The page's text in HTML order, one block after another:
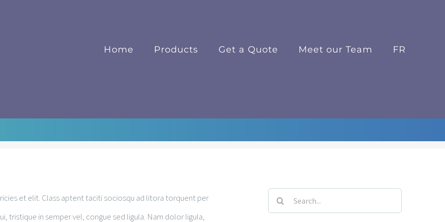
Home Products Get a Quote Meet our Team FR
Quam Nec Sollicit
et elit. Class aptent taciti sociosqu ad litora torquent per
tristique in semper vel, congue sed ligula. Nam dolor ligula,
Search
for: